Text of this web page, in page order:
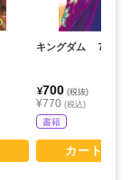
キングダム ７４
¥700 (税抜)
¥770 (税込)
書籍
カートに